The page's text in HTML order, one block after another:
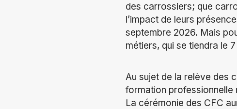
des carrossiers; que
l’impact de leurs
septembre 2026. Mais
métiers, qui se tiendra le
Au sujet de la relève des
formation professionnelle
La cérémonie des CFC